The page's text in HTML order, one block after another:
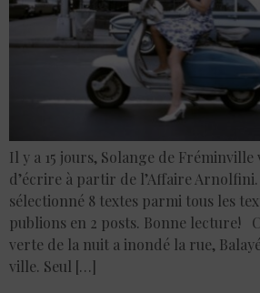
Il y a 15 jours, Solange de Fréminville
d’écrire à partir de l’Affaire Arnolfini.
sélectionné 8 textes parmi tous les
publions en 2 posts. Bonne lecture!
verte de la nuit a inondé la rue,
ville. Seul […]